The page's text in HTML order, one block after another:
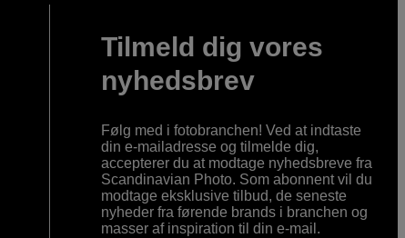
Tilmeld dig vores
nyhedsbrev
Følg med i fotobranchen! Ved at indtaste
din e-mailadresse og tilmelde dig,
accepterer du at modtage nyhedsbreve fra
Scandinavian Photo. Som abonnent vil du
modtage eksklusive tilbud, de seneste
nyheder fra førende brands i branchen og
masser af inspiration til din e-mail.